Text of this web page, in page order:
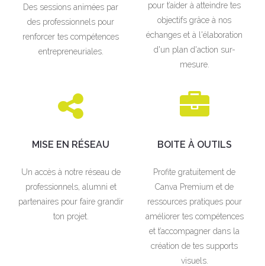
Des sessions animées par
des professionnels pour
renforcer tes compétences
entrepreneuriales.
pour t’aider à atteindre tes
objectifs grâce à nos
échanges et à l'élaboration
d'un plan d'action sur-
mesure.
MISE EN RÉSEAU
Un accès à notre réseau de
professionnels, alumni et
partenaires pour faire grandir
ton projet.
BOITE À OUTILS
Profite gratuitement de
Canva Premium et de
ressources pratiques pour
améliorer tes compétences
et t’accompagner dans la
création de tes supports
visuels.